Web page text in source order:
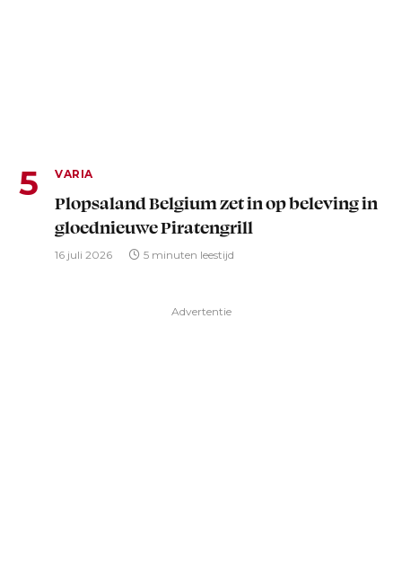
VARIA
Plopsaland Belgium zet in op beleving in
gloednieuwe Piratengrill
16 juli 2026 5 minuten leestijd
Advertentie